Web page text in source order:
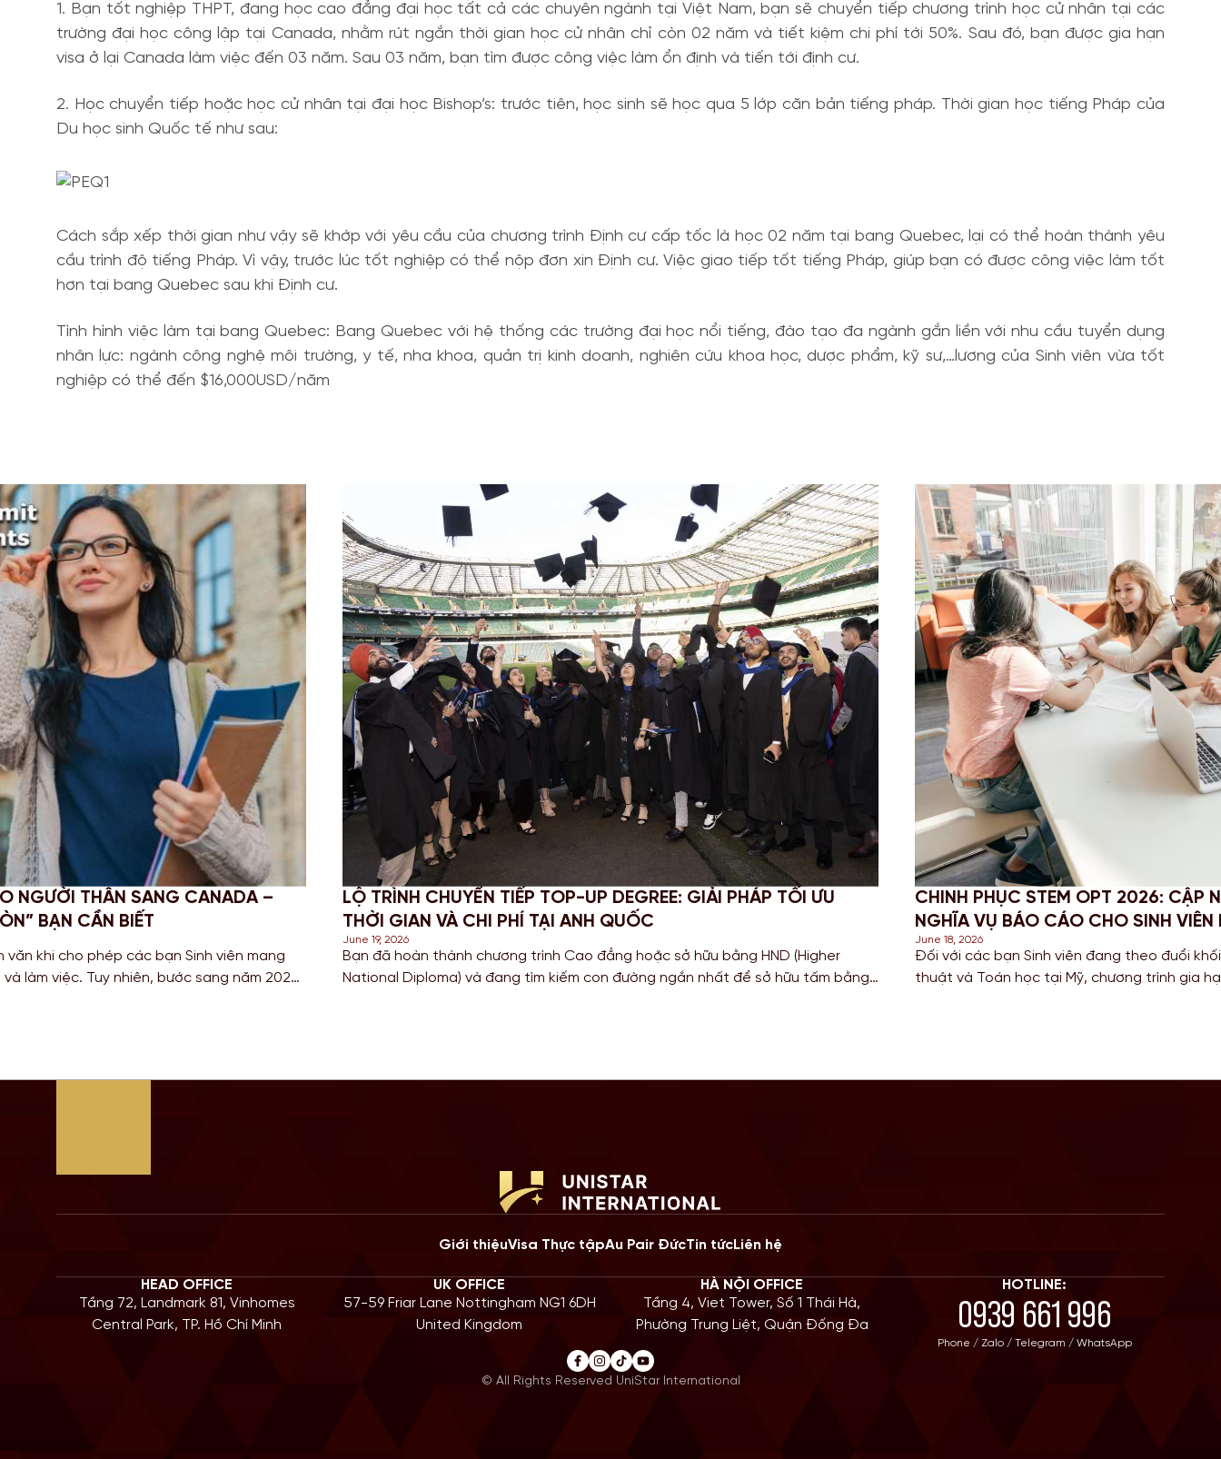
1. Bạn tốt nghiệp THPT, đang học cao đẳng đại học tất cả các chuyên ngành tại Việt Nam, bạn sẽ chuyển tiếp chương trình học cử nhân tại các
trường đại học công lập tại Canada, nhằm rút ngắn thời gian học cử nhân chỉ còn 02 năm và tiết kiệm chi phí tới 50%. Sau đó, bạn được gia hạn
visa ở lại Canada làm việc đến 03 năm. Sau 03 năm, bạn tìm được công việc làm ổn định và tiến tới định cư.
2. Học chuyển tiếp hoặc học cử nhân tại đại học Bishop’s: trước tiên, học sinh sẽ học qua 5 lớp căn bản tiếng pháp. Thời gian học tiếng Pháp của
Du học sinh Quốc tế như sau:
Cách sắp xếp thời gian như vậy sẽ khớp với yêu cầu của chương trình Định cư cấp tốc là học 02 năm tại bang Quebec, lại có thể hoàn thành yêu
cầu trình độ tiếng Pháp. Vì vậy, trước lúc tốt nghiệp có thể nộp đơn xin Định cư. Việc giao tiếp tốt tiếng Pháp, giúp bạn có được công việc làm tốt
hơn tại bang Quebec sau khi Định cư.
Tình hình việc làm tại bang Quebec: Bang Quebec với hệ thống các trường đại học nổi tiếng, đào tạo đa ngành gắn liền với nhu cầu tuyển dụng
nhân lực: ngành công nghệ môi trường, y tế, nha khoa, quản trị kinh doanh, nghiên cứu khoa học, dược phẩm, kỹ sư,…lương của Sinh viên vừa tốt
nghiệp có thể đến $16,000USD/năm
UP DEGREE: GIẢI PHÁP TỐI ƯU
QUỐC
đẳng hoặc sở hữu bằng HND (Higher
con đường ngắn nhất để sở hữu tấm bằng
CHINH PHỤC STEM OPT 2026: CẬP NHẬT QUY ĐỊNH MỚI VÀ
NGHĨA VỤ BÁO CÁO CHO SINH VIÊN MỸ
June 18, 2026
Đối với các bạn Sinh viên đang theo đuổi khối ngành Khoa học, Công nghệ, Kỹ
thuật và Toán học tại Mỹ, chương trình gia hạn STEM OPT không chỉ là cơ hội
PROFESSIONAL YEAR (PY) LÀ GÌ?
VÀNG ĐỂ CỘNG ĐIỂM ĐỊNH CƯ
June 16, 2026
Trong bối cảnh cuộc đua giành tấm thẻ
nên khốc liệt vào năm 2026, các bạn Sinh
Giới thiệuVisa Thực tậpAu Pair ĐứcTin tứcLiên hệ
HEAD OFFICE
Tầng 72, Landmark 81, Vinhomes
Central Park, TP. Hồ Chí Minh
UK OFFICE
57-59 Friar Lane Nottingham NG1 6DH
United Kingdom
HÀ NỘI OFFICE
Tầng 4, Viet Tower, Số 1 Thái Hà,
Phường Trung Liệt, Quận Đống Đa
HOTLINE:
0939 661 996
Phone / Zalo / Telegram / WhatsApp
© All Rights Reserved UniStar International